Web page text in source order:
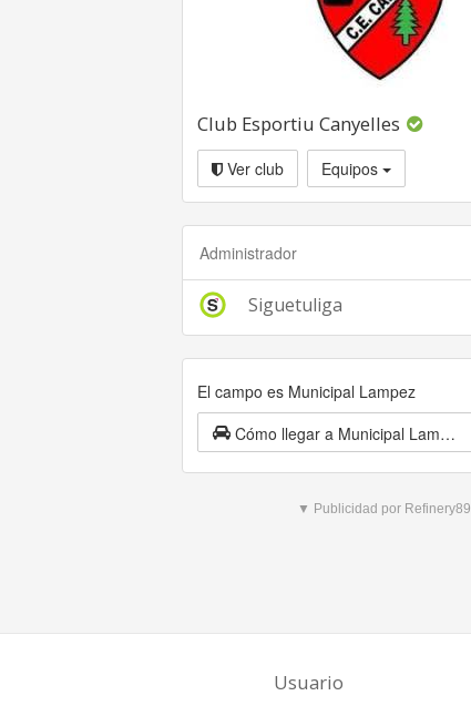
Club Esportiu Canyelles
Ver club Equipos
Administrador
Siguetuliga
El campo es Municipal Lampez
Cómo llegar a Municipal Lampez
▼ Publicidad por Refinery89
Usuario